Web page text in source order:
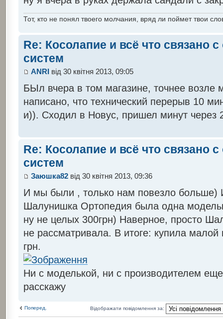
Тот, кто не понял твоего молчания, вряд ли поймет твои
Re: Косолапие и всё что связано
систем
ANRIвід 30 квітня 2013, 09:05
БЫл вчера в том магазине, точнее возле
написано, что технический перерыв 10
и)). Сходил в Новус, пришел минут через
Re: Косолапие и всё что связано
систем
Заюшка82від 30 квітня 2013, 09:36
И мы были , только нам повезло больше)
Шалунишка Ортопедия была одна
ну не целых 300грн) Наверное, просто
не рассматривала. В итоге: купила
грн.
Ни с моделькой, ни с производителем
расскажу
Поперед. Відображати повідомлення за: